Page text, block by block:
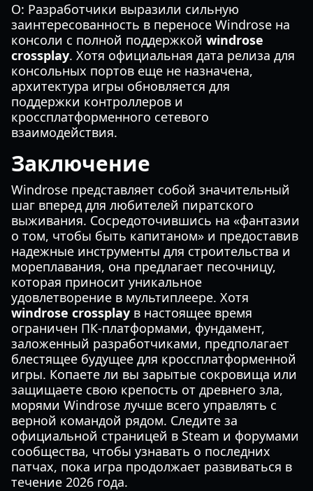
О: Разработчики выразили сильную
заинтересованность в переносе Windrose на
консоли с полной поддержкой windrose
crossplay. Хотя официальная дата релиза для
консольных портов еще не назначена,
архитектура игры обновляется для
поддержки контроллеров и
кроссплатформенного сетевого
взаимодействия.
Заключение
Windrose представляет собой значительный
шаг вперед для любителей пиратского
выживания. Сосредоточившись на «фантазии
о том, чтобы быть капитаном» и предоставив
надежные инструменты для строительства и
мореплавания, она предлагает песочницу,
которая приносит уникальное
удовлетворение в мультиплеере. Хотя
windrose crossplay в настоящее время
ограничен ПК-платформами, фундамент,
заложенный разработчиками, предполагает
блестящее будущее для кроссплатформенной
игры. Копаете ли вы зарытые сокровища или
защищаете свою крепость от древнего зла,
морями Windrose лучше всего управлять с
верной командой рядом. Следите за
официальной страницей в Steam и форумами
сообщества, чтобы узнавать о последних
патчах, пока игра продолжает развиваться в
течение 2026 года.